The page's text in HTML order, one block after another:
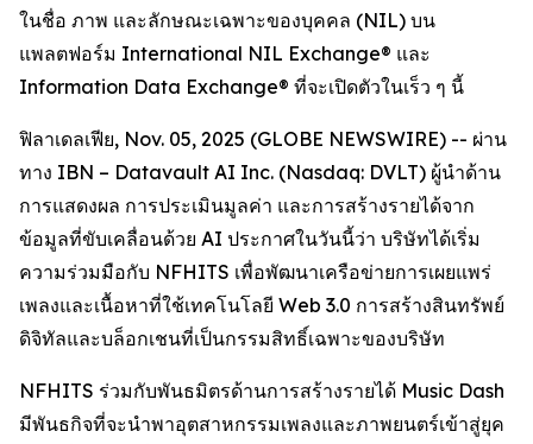
ในชื่อ ภาพ และลักษณะเฉพาะของบุคคล (NIL) บน
แพลตฟอร์ม International NIL Exchange® และ
Information Data Exchange® ที่จะเปิดตัวในเร็ว ๆ นี้
ฟิลาเดลเฟีย, Nov. 05, 2025 (GLOBE NEWSWIRE) -- ผ่าน
ทาง IBN – Datavault AI Inc. (Nasdaq: DVLT) ผู้นำด้าน
การแสดงผล การประเมินมูลค่า และการสร้างรายได้จาก
ข้อมูลที่ขับเคลื่อนด้วย AI ประกาศในวันนี้ว่า บริษัทได้เริ่ม
ความร่วมมือกับ NFHITS เพื่อพัฒนาเครือข่ายการเผยแพร่
เพลงและเนื้อหาที่ใช้เทคโนโลยี Web 3.0 การสร้างสินทรัพย์
ดิจิทัลและบล็อกเชนที่เป็นกรรมสิทธิ์เฉพาะของบริษัท
NFHITS ร่วมกับพันธมิตรด้านการสร้างรายได้ Music Dash
มีพันธกิจที่จะนำพาอุตสาหกรรมเพลงและภาพยนตร์เข้าสู่ยุค